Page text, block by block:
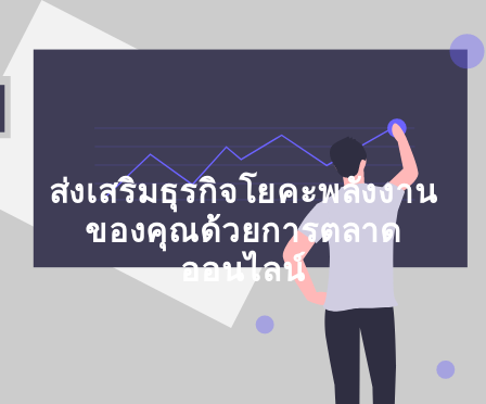
ส่งเสริมธุรกิจโยคะพลังงาน
ของคุณด้วยการตลาด
ออนไลน์